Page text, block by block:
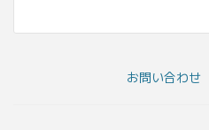
お問い合わせ